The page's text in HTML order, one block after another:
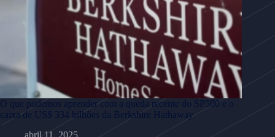
O que podemos aprender com a queda recente do SP500 e o
caixa de US$ 334 bilhões da Berkshire Hathaway